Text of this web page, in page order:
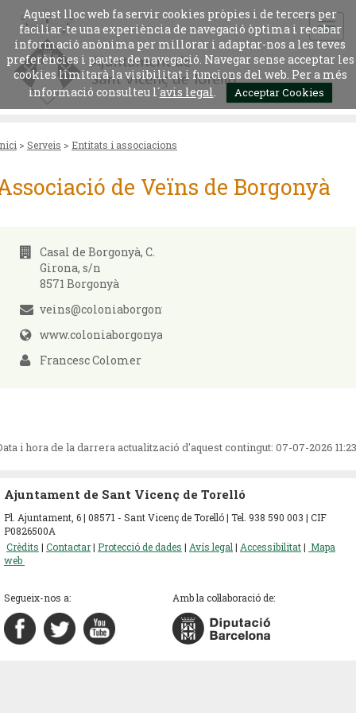
Aquest lloc web fa servir cookies pròpies i de tercers per
faciliar-te una experiència de navegació òptima i recabar
informació anònima per millorar i adaptar-nos a les teves
preferències i pautes de navegació. Navegar sense acceptar les
cookies limitarà la visibilitat i funcions del web. Per a més
informació consulteu l´avis legal. Acceptar Cookies
> Serveis > Entitats i associacions
de Veïns de Borgonyà
Casal de Borgonyà, C.
Girona, s/n
8571 Borgonyà
veins@coloniaborgonya.cat
www.coloniaborgonya.cat
Francesc Colomer
i hora de la darrera actualització d'aquest contingut: 07-07-2026 11:23
Ajuntament de Sant Vicenç de Torelló
Pl. Ajuntament, 6 | 08571 - Sant Vicenç de Torelló | Tel. 938 590 003 | CIF
P0826500A
Crèdits | Contactar| Protecció de dades | Avís legal | Accessibilitat| Mapa
web
Segueix-nos a: Amb la col·laboració de: